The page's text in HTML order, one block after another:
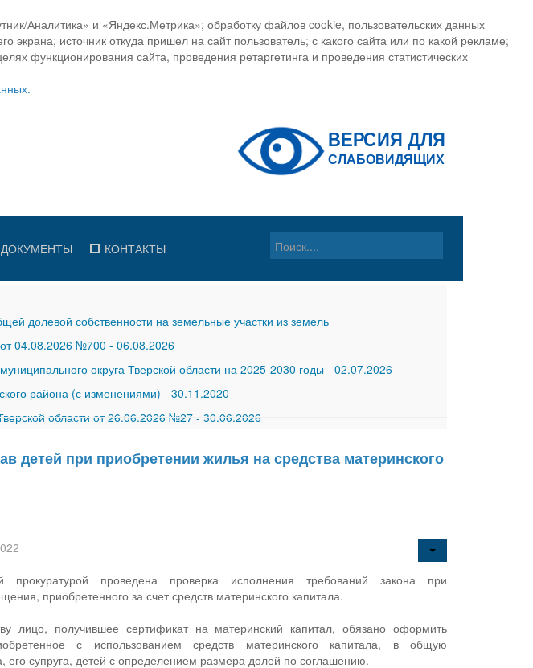
Аналитика» и «Яндекс.Метрика»; обработку файлов cookie, пользовательских данных
источник откуда пришел на сайт пользователь; с какого сайта или по какой рекламе;
функционирования сайта, проведения ретаргетинга и проведения статистических
ДОКУМЕНТЫ КОНТАКТЫ
долевой собственности на земельные участки из земель
от 04.08.2026 №700 - 06.08.2026
округа Тверской области на 2025-2030 годы - 02.07.2026
района (с изменениями) - 30.11.2020
области от 26.06.2026 №27 - 30.06.2026
детей при приобретении жилья на средства материнского
прокуратурой проведена проверка исполнения требований закона при
приобретенного за счет средств материнского капитала.
лицо, получившее сертификат на материнский капитал, обязано оформить
с использованием средств материнского капитала, в общую
его супруга, детей с определением размера долей по соглашению.